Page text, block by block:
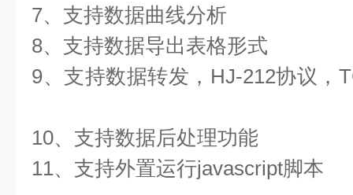
7、支持数据曲线分析
8、支持数据导出表格形式
9、支持数据转发，HJ-212协议，
10、支持数据后处理功能
11、支持外置运行javascript脚本